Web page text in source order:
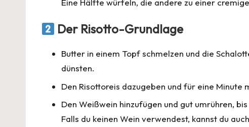
Eine Hälfte würfeln, die andere zu einer
Der Risotto-Grundlage
Butter in einem Topf schmelzen und die
dünsten.
Den Risottoreis dazugeben und für eine Minute
Den Weißwein hinzufügen und gut umrühren,
Falls du keinen Wein verwendest, kannst du